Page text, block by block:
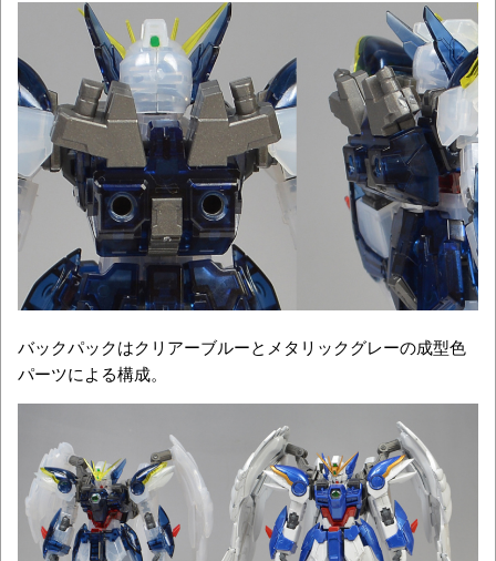
バックパックはクリアーブルーとメタリックグレーの成型色
パーツによる構成。